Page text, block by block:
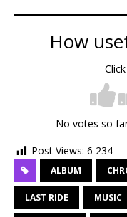
How
No votes so
Post Views: 6 234
ALBUM
LAST RIDE MUSIC